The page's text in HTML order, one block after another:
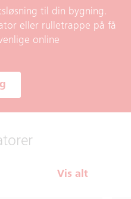
til din bygning.
eller rulletrappe på få
online
Vis alt